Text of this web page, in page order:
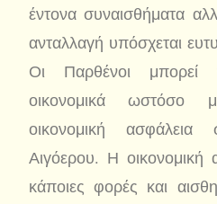
έντονα συναισθήματα
ανταλλαγή υπόσχεται
Οι Παρθένοι μπορεί
οικονομικά ωστόσο
οικονομική
Αιγόερου. Η οικονομική
κάποιες φορές και